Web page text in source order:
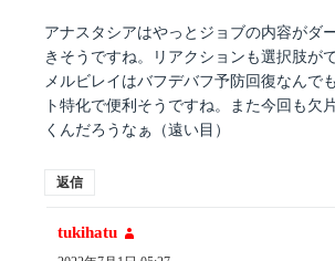
アナスタシアはやっとジョブの内容がダ
きそうですね。リアクションも選択肢が
メルビレイはバフデバフ予防回復なんで
ト特化で便利そうですね。また今回も欠
くんだろうなぁ（遠い目）
返信
tukihatu